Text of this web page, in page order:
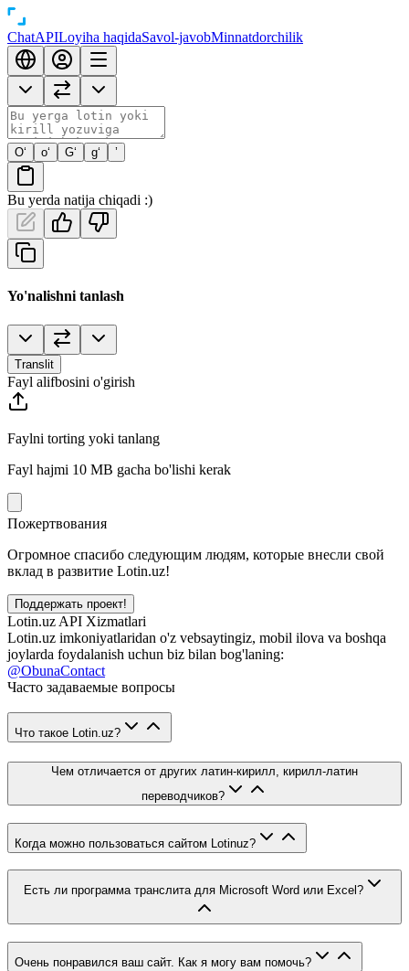
ChatAPILoyiha haqidaSavol-javobMinnatdorchilik
O‘ o‘ G‘ g‘ ’
Bu yerda natija chiqadi :)
Yo'nalishni tanlash
Translit
Fayl alifbosini o'girish
Faylni torting yoki tanlang
Fayl hajmi 10 MB gacha bo'lishi kerak
Пожертвования
Огромное спасибо следующим людям, которые внесли свой
вклад в развитие Lotin.uz!
Поддержать проект!
Lotin.uz API Xizmatlari
Lotin.uz imkoniyatlaridan o'z vebsaytingiz, mobil ilova va boshqa
joylarda foydalanish uchun biz bilan bog'laning:
@ObunaContact
Часто задаваемые вопросы
Что такое Lotin.uz?
Чем отличается от других латин-кирилл, кирилл-латин
переводчиков?
Когда можно пользоваться сайтом Lotinuz?
Есть ли программа транслита для Microsoft Word или Excel?
Очень понравился ваш сайт. Как я могу вам помочь?